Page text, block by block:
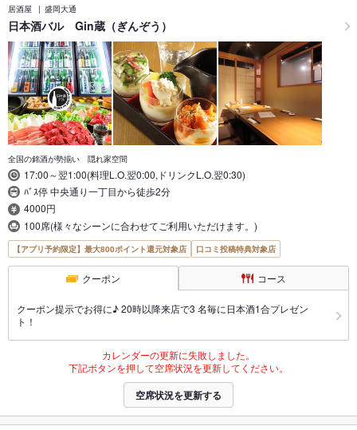
居酒屋 盛岡大通
日本酒バル Gin蔵（ぎんぞう）
全国の銘酒が勢揃い 隠れ家空間
17:00～翌1:00(料理L.O.翌0:00,ドリンクL.O.翌0:30)
ﾊﾞｽ停 中央通り一丁目から徒歩2分
4000円
100席(様々なシーンに合わせてご利用いただけます。)
【アプリ予約限定】最大800ポイント還元対象店 口コミ投稿特典対象店
クーポン コース
クーポン提示でお得に♪ 20時以降来店で3 名毎に日本酒1合プレゼン
ト！
カレンダーの更新に失敗しました。
下記ボタンを押して空席状況を更新してください。
空席状況を更新する